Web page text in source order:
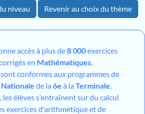
niveau Revenir au choix du thème
accès à plus de8 000exercices
en Mathématiques.
conformes aux programmes de
de la 6e à la Terminale
les élèves s'entraînent sur du calcul
exercices d'arithmétique et de